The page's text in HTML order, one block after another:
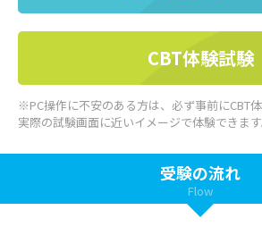
CBT体験試験
※PC操作に不安のある方は、必ず事前にCBT体
実際の試験画面に近いイメージで体験できます
受験の流れ
Flow